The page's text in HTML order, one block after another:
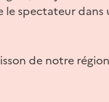
le spectateur dans
de notre région